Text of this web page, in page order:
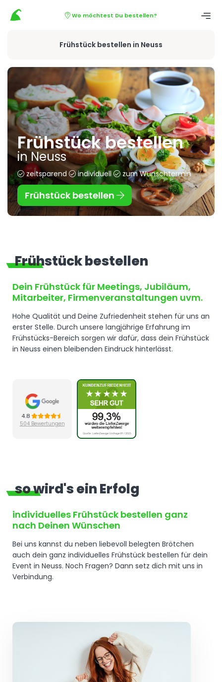
Wo möchtest Du bestellen?
Frühstück bestellen in Neuss
Frühstück bestellen
in Neuss
zeitsparend individuell zum Wunschtermin
Frühstück bestellen
Frühstück bestellen
Dein Frühstück für Meetings, Jubiläum,
Mitarbeiter, Firmenveranstaltungen uvm.
Hohe Qualität und Deine Zufriedenheit stehen für uns an
erster Stelle. Durch unsere langjährige Erfahrung im
Frühstücks-Bereich sorgen wir dafür, dass dein Frühstück
in Neuss einen bleibenden Eindruck hinterlässt.
4.8
504 Bewertungen
so wird's ein Erfolg
individuelles Frühstück bestellen ganz
nach Deinen Wünschen
Bei uns kannst du neben liebevoll belegten Brötchen
auch dein ganz individuelles Frühstück bestellen für dein
Event in Neuss. Noch Fragen? Dann setz dich mit uns in
Verbindung.